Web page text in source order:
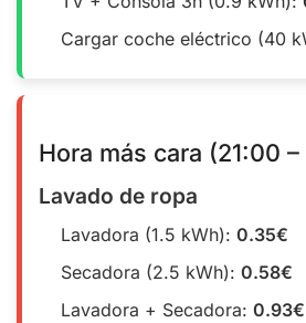
Cargar coche eléctrico (40
Hora más cara (21:00
Lavado de ropa
Lavadora (1.5 kWh): 0.35€
Secadora (2.5 kWh): 0.58€
Lavadora + Secadora: 0.93€